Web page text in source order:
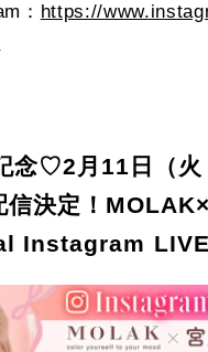
： https://
念♡2月11日（火
信決定！
Instagram LIVE